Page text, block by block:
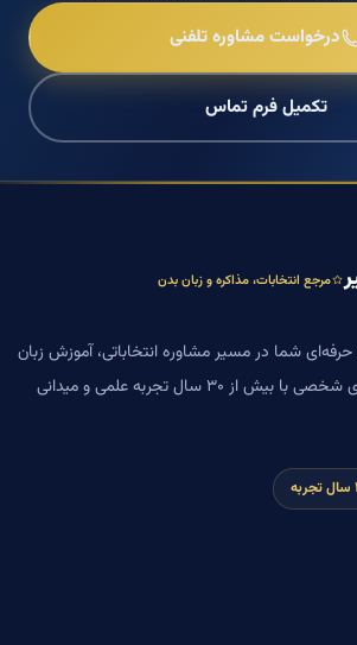
درخواست مشاوره تلفنی
تکمیل فرم تماس
مرجع انتخابات، مذاکره و زبان بدن
حرفه‌ای شما در مسیر مشاوره انتخاباتی، آموزش زبان
بدن، فنون مذاکره و برندسازی شخصی با بیش از ۳۰ سال تجربه علمی و میدانی